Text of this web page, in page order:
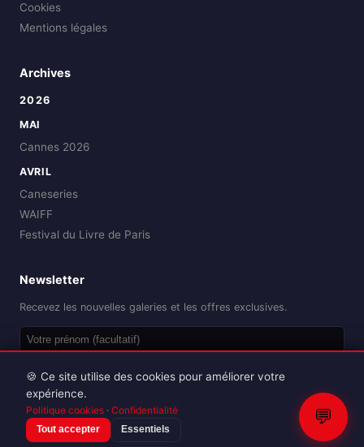
Cookies
Mentions légales
Archives
2026
MAI
Cannes 2026
AVRIL
Caneseries
WAIFF
Festival du Livre de Paris
Newsletter
Recevez les nouvelles galeries et les offres exclusives.
Reproduction interdite sans autorisation.
💬
🍪 Ce site utilise des cookies pour améliorer votre
expérience.
Politique cookies · Confidentialité
Tout accepter Essentiels